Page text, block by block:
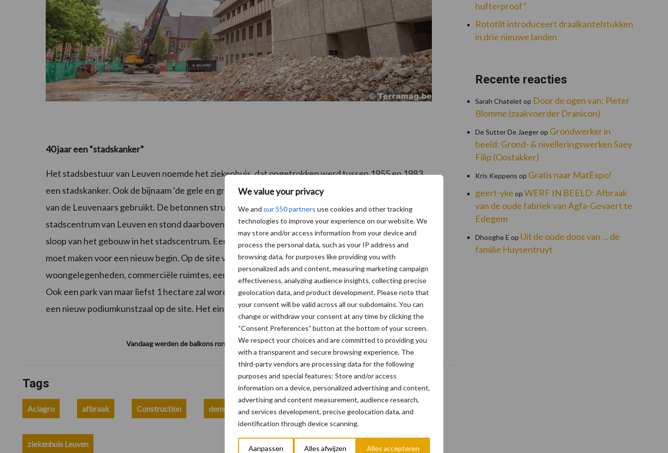
We value your privacy
We and our 550 partners use cookies and other tracking
technologies to improve your experience on our website. We
may store and/or access information from your device and
process the personal data, such as your IP address and
browsing data, for purposes like providing you with
personalized ads and content, measuring marketing campaign
effectiveness, analyzing audience insights, collecting precise
geolocation data, and product development. Please note that
your consent will be valid across all our subdomains. You can
change or withdraw your consent at any time by clicking the
“Consent Preferences” button at the bottom of your screen.
We respect your choices and are committed to providing you
with a transparent and secure browsing experience. The
third-party vendors are processing data for the following
purposes and special features: Store and/or access
information on a device, personalized advertising and content,
advertising and content measurement, audience research,
and services development, precise geolocation data, and
identification through device scanning.
Aanpassen Alles afwijzen Alles accepteren
40 jaar een “stadskanker”
Het stadsbestuur van Leuven noemde het ziekenhuis, dat opgetrokken werd tussen 1955 en 1983,
een stadskanker. Ook de bijnaam ‘de gele en grijze olifant’ werd verschillende keren in de volksmond
van de Leuvenaars gebruikt. De betonnen structuur stond in schril contrast met het mooie
stadscentrum van Leuven en stond daarbovenop al enkele jaar leeg. Vandaag begon dan eindelijk de
sloop van het gebouw in het stadscentrum. Een verhaal dat lang genoeg geduurd heeft en plaats
moet maken voor een nieuw begin. Op de site van 6 hectare worden namelijk meer dan 500
woongelegenheden, commerciële ruimtes, een woonzorgcentrum en een welzijnstoren gebouwd.
Ook een park van maar liefst 1 hectare zal worden aangelegd. Als kers op de taart bouwt Leuven ook
een nieuw podiumkunstzaal op de site. Het einde van de sloop staat gepland voor april 2021.
Vandaag werden de balkons rondom het gebouw gedeeltelijk verwijderd.
Tags
Aclagro afbraak Construction demolition Sint pieters Volvo
ziekenhuis Leuven
hufterproof”
Rototilt introduceert draaikantelstukken
in drie nieuwe landen
Recente reacties
Sarah Chatelet op Door de ogen van: Pieter
Blomme (zaakvoerder Dranicon)
De Sutter De Jaegerop Grondwerker in
beeld: Grond- & nivelleringswerken Saey
Filip (Oostakker)
Kris Keppens op Gratis naar MatExpo!
geert-yke op WERF IN BEELD: Afbraak
van de oude fabriek van Agfa-Gevaert te
Edegem
Dhooghe E op Uit de oude doos van … de
familie Huysentruyt